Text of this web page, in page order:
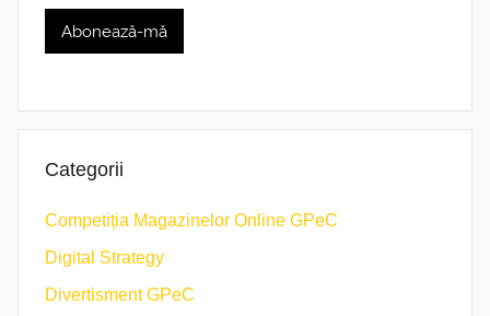
Categorii
Competiția Magazinelor Online GPeC
Digital Strategy
Divertisment GPeC